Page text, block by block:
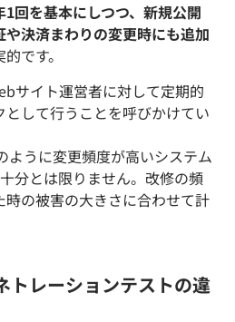
回を基本にしつつ、新規公開
決済まわりの変更時にも追加
です。
サイト運営者に対して定期的
して行うことを呼びかけてい
ように変更頻度が高いシステム
分とは限りません。改修の頻
の被害の大きさに合わせて計
トレーションテストの違